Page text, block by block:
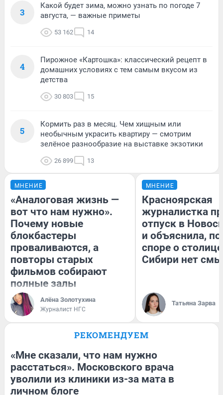
3
Какой будет зима, можно узнать по погоде 7
августа, — важные приметы
53 162 14
4
Пирожное «Картошка»: классический рецепт в
домашних условиях с тем самым вкусом из
детства
30 803 15
5
Кормить раз в месяц. Чем хищным или
необычным украсить квартиру — смотрим
зелёное разнообразие на выставке экзотики
26 899 13
МНЕНИЕ
«Аналоговая жизнь —
вот что нам нужно».
Почему новые
блокбастеры
проваливаются, а
повторы старых
фильмов собирают
полные залы
Алёна Золотухина
Журналист НГС
МНЕНИЕ
Красноярская
журналистка
отпуск в
и объяснила,
споре о столице
Сибири нет
Татьяна Зарва
РЕКОМЕНДУЕМ
«Мне сказали, что нам нужно
расстаться». Московского врача
уволили из клиники из-за мата в
личном блоге